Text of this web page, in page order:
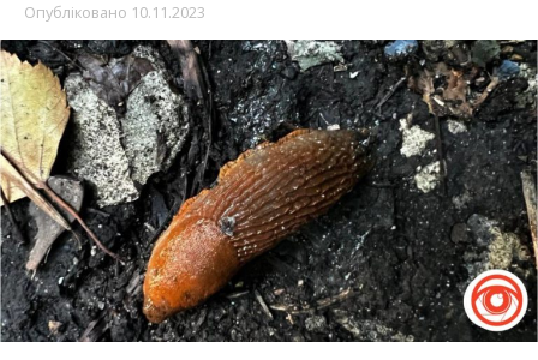
Опубліковано 10.11.2023